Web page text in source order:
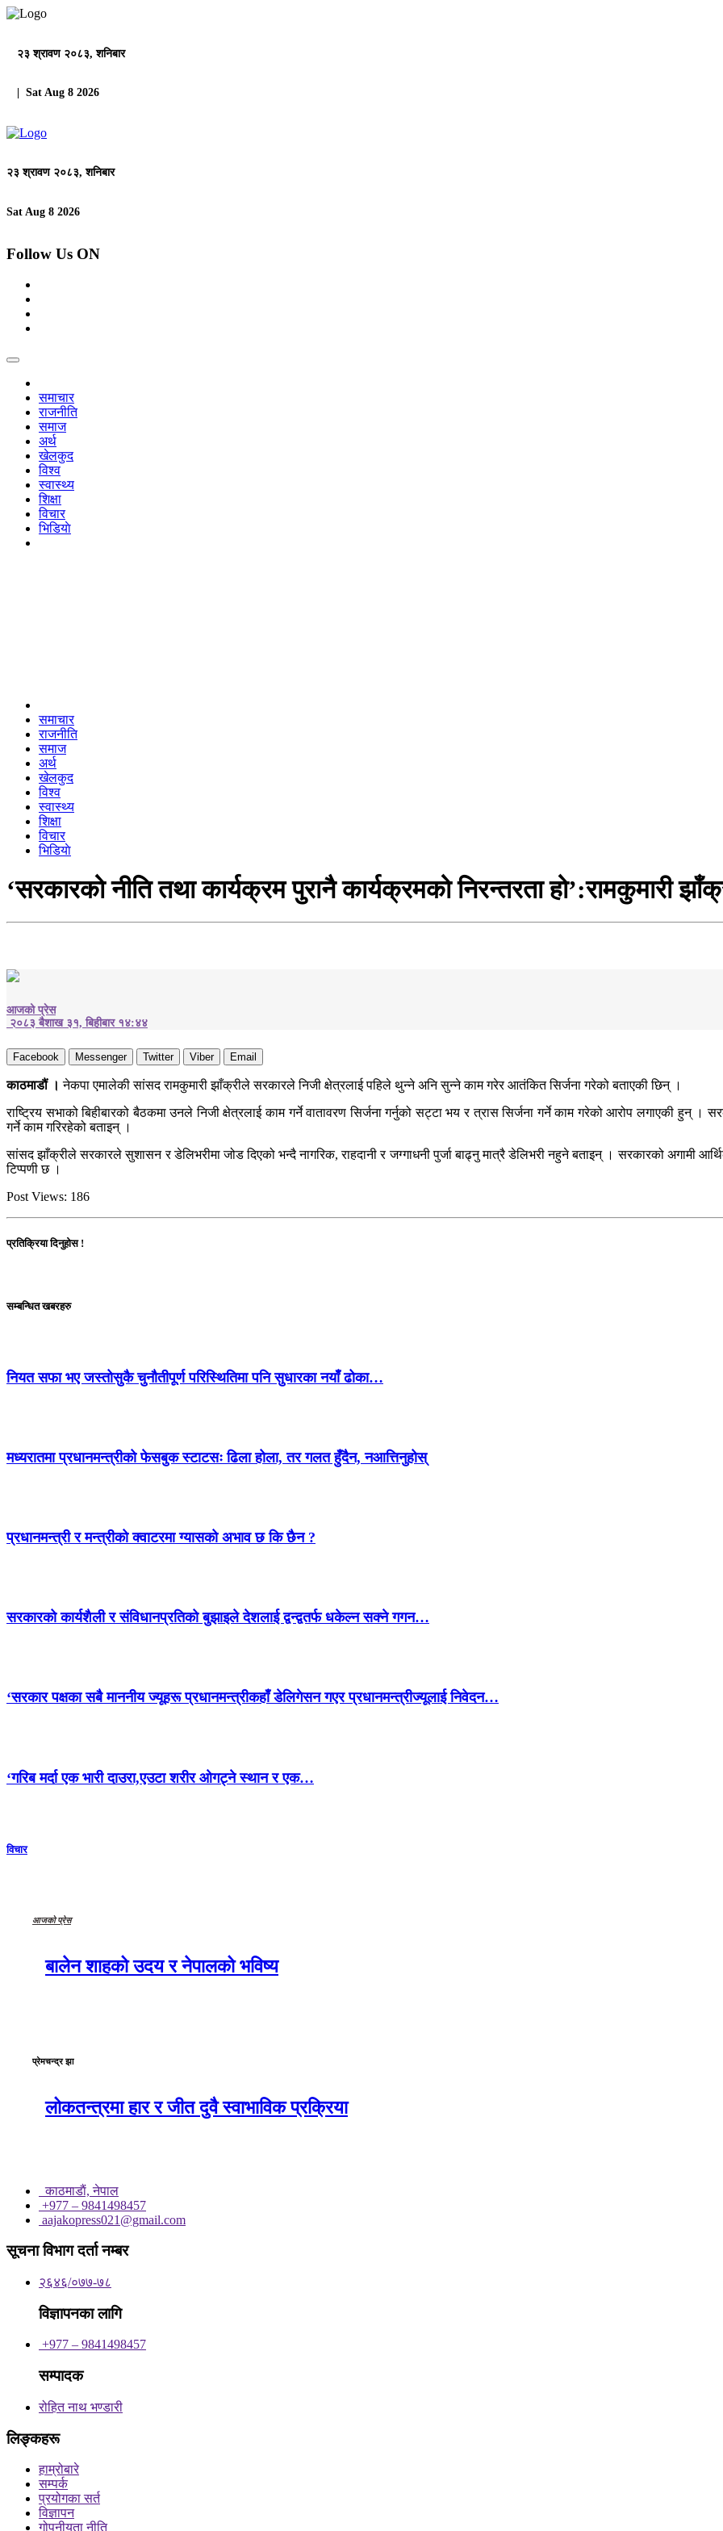
२३ श्रावण २०८३, शनिबार
| Sat Aug 8 2026
२३ श्रावण २०८३, शनिबार
Sat Aug 8 2026
Follow Us ON
समाचार
राजनीति
समाज
अर्थ
खेलकुद
विश्व
स्वास्थ्य
शिक्षा
विचार
भिडियाे
समाचार
राजनीति
समाज
अर्थ
खेलकुद
विश्व
स्वास्थ्य
शिक्षा
विचार
भिडियाे
‘सरकारको नीति तथा कार्यक्रम पुरानै कार्यक्रमको निरन्तरता हो’:रामकुमारी
आजको प्रेस
२०८३ बैशाख ३१, बिहीबार १४:४४
Facebook Messenger Twitter Viber Email
काठमाडौं । नेकपा एमालेकी सांसद रामकुमारी झाँक्रीले सरकारले निजी क्षेत्रलाई पहिले थुन्ने अनि सुन्ने काम गरेर आतंकित सिर्जना गरेको बताएकी छिन् ।
राष्ट्रिय सभाको बिहीबारको बैठकमा उनले निजी क्षेत्रलाई काम गर्ने वातावरण सिर्जना गर्नुको सट्टा भय र त्रास सिर्जना गर्ने काम गरेको आरोप लगाएकी हुन् ।
गर्ने काम गरिरहेको बताइन् ।
सांसद झाँक्रीले सरकारले सुशासन र डेलिभरीमा जोड दिएको भन्दै नागरिक, राहदानी र जग्गाधनी पुर्जा बाढ्नु मात्रै डेलिभरी नहुने बताइन् । सरकारको अगामी
टिप्पणी छ ।
Post Views: 186
प्रतिक्रिया दिनुहोस !
सम्बन्धित खबरहरु
नियत सफा भए जस्तोसुकै चुनौतीपूर्ण परिस्थितिमा पनि सुधारका नयाँ ढोका…
मध्यरातमा प्रधानमन्त्रीको फेसबुक स्टाटसः ढिला होला, तर गलत हुँदैन, नआत्तिनुहोस्
प्रधानमन्त्री र मन्त्रीको क्वाटरमा ग्यासको अभाव छ कि छैन ?
सरकारको कार्यशैली र संविधानप्रतिको बुझाइले देशलाई द्वन्द्वतर्फ धकेल्न सक्ने गगन…
‘सरकार पक्षका सबै माननीय ज्यूहरू प्रधानमन्त्रीकहाँ डेलिगेसन गएर प्रधानमन्त्रीज्यूलाई निवेदन…
‘गरिब मर्दा एक भारी दाउरा,एउटा शरीर ओगट्ने स्थान र एक…
विचार
आजको प्रेस
बालेन शाहको उदय र नेपालको भविष्य
प्रेमचन्द्र झा
लोकतन्त्रमा हार र जीत दुवै स्वाभाविक प्रक्रिया
काठमाडाैं, नेपाल
+977 – 9841498457
aajakopress021@gmail.com
सूचना विभाग दर्ता नम्बर
२६४६/०७७-७८
विज्ञापनका लागि
+977 – 9841498457
सम्पादक
रोहित नाथ भण्डारी
लिङ्कहरू
हाम्रोबारे
सम्पर्क
प्रयोगका सर्त
विज्ञापन
गोपनीयता नीति